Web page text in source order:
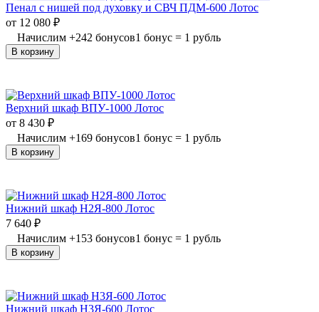
Пенал с нишей под духовку и СВЧ ПДМ-600 Лотос
от 12 080 ₽
Начислим +242 бонусов1 бонус = 1 рубль
В корзину
Верхний шкаф ВПУ-1000 Лотос
от 8 430 ₽
Начислим +169 бонусов1 бонус = 1 рубль
В корзину
Нижний шкаф Н2Я-800 Лотос
7 640 ₽
Начислим +153 бонусов1 бонус = 1 рубль
В корзину
Нижний шкаф Н3Я-600 Лотос